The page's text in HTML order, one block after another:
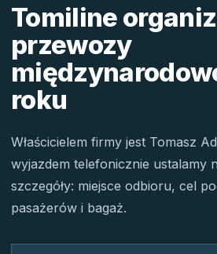
Tomiline
przewozy
roku
Właścicielem firmy jest Tomasz
wyjazdem telefonicznie ustalamy
szczegóły: miejsce odbioru, cel
pasażerów i bagaż.